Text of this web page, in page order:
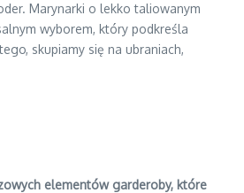
Marynarki o lekko taliowanym
wyborem, który podkreśla
skupiamy się na ubraniach,
elementów garderoby, które